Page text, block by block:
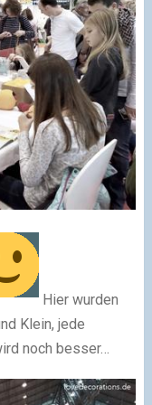
Hier wurden
Klein, jede
noch besser…